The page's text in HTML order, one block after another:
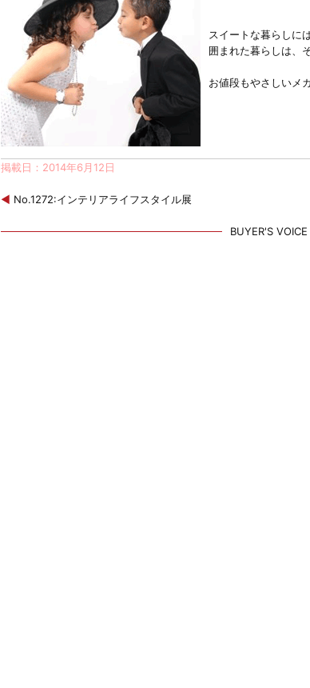
スイートな暮らしに
囲まれた暮らしは、
お値段もやさしいメ
掲載日：2014年6月12日
◀ No.1272:インテリアライフスタイル展
BUYER'S